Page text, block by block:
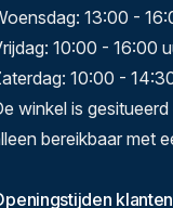
13:00 -
10:00 - 16:00
10:00 -
winkel is
bereikbaar met